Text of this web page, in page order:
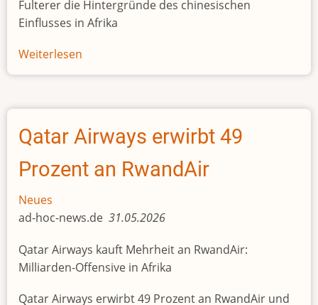
Fulterer die Hintergründe des chinesischen
Einflusses in Afrika
Weiterlesen
«Die
Überwachung
breitet
sich
in
Afrika
Qatar Airways erwirbt 49
Prozent an RwandAir
Neues
ad-hoc-news.de 31.05.2026
Qatar Airways kauft Mehrheit an RwandAir:
Milliarden-Offensive in Afrika
Qatar Airways erwirbt 49 Prozent an RwandAir und